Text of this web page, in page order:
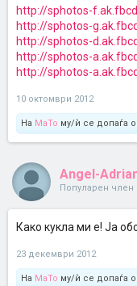
http://sphotos-
http://sphotos-
http://sphotos-
http://sphotos-
http://sphotos-
10 октомври 2012
На MaTo му/ѝ се допаѓа
Angel-
Популарен член
Како кукла ми е! Ја
23 декември 2012
На MaTo му/ѝ се допаѓа